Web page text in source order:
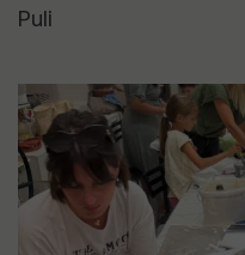
Puli